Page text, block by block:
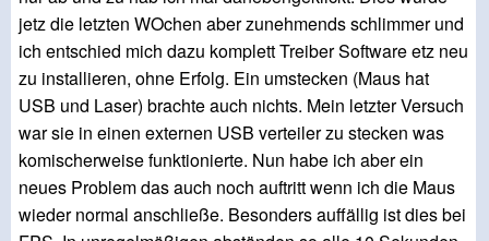
jetz die letzten WOchen aber zunehmends schlimmer und
ich entschied mich dazu komplett Treiber Software etz neu
zu installieren, ohne Erfolg. Ein umstecken (Maus hat
USB und Laser) brachte auch nichts. Mein letzter Versuch
war sie in einen externen USB verteiler zu stecken was
komischerweise funktionierte. Nun habe ich aber ein
neues Problem das auch noch auftritt wenn ich die Maus
wieder normal anschließe. Besonders auffällig ist dies bei